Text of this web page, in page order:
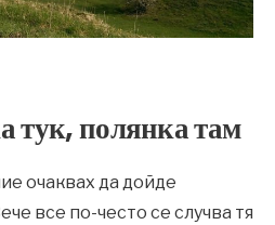
тук, полянка там
очаквах да дойде
все по-често се случва тя